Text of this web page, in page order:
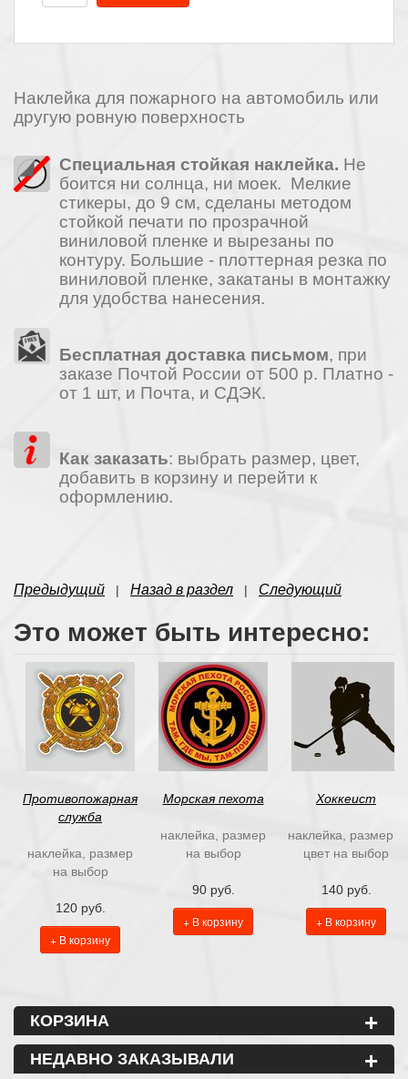
Наклейка для пожарного на автомобиль или
другую ровную поверхность
Специальная стойкая наклейка. Не
боится ни солнца, ни моек. Мелкие
стикеры, до 9 см, сделаны методом
стойкой печати по прозрачной
виниловой пленке и вырезаны по
контуру. Большие - плоттерная резка по
виниловой пленке, закатаны в монтажку
для удобства нанесения.
Бесплатная доставка письмом, при
заказе Почтой России от 500 р. Платно -
от 1 шт, и Почта, и СДЭК.
Как заказать: выбрать размер, цвет,
добавить в корзину и перейти к
оформлению.
Предыдущий | Назад в раздел | Следующий
Это может быть интересно:
Противопожарная
служба
наклейка, размер
на выбор
120 руб.
+ В корзину
Морская пехота
наклейка, размер
на выбор
90 руб.
+ В корзину
Хоккеист
наклейка, размер и
цвет на выбор
140 руб.
+ В корзину
КОРЗИНА +
НЕДАВНО ЗАКАЗЫВАЛИ +